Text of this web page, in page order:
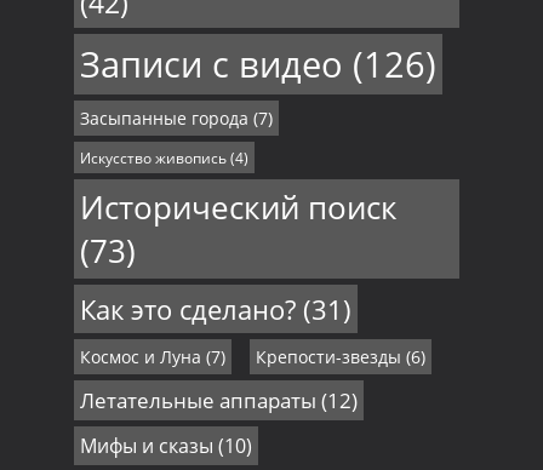
Записи с видео (126)
Засыпанные города (7)
Искусство живопись(4)
Исторический поиск
(73)
Как это сделано?(31)
Космос и Луна (7) Крепости-звезды (6)
Летательные аппараты (12)
Мифы и сказы (10)